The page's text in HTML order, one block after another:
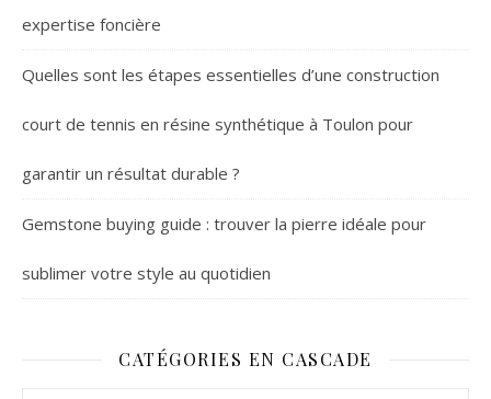
expertise foncière
Quelles sont les étapes essentielles d’une construction
court de tennis en résine synthétique à Toulon pour
garantir un résultat durable ?
Gemstone buying guide : trouver la pierre idéale pour
sublimer votre style au quotidien
CATÉGORIES EN CASCADE